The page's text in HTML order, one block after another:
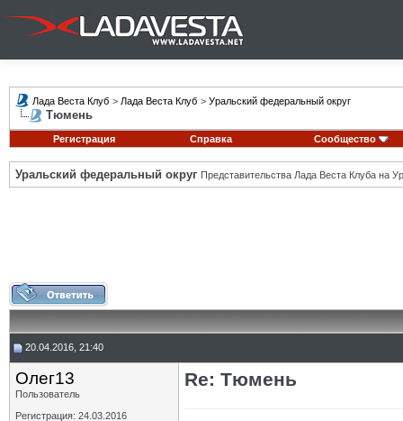
Лада Веста Клуб > Лада Веста Клуб > Уральский федеральный округ
Тюмень
Регистрация Справка Сообщество
Уральский федеральный округ Представительства Лада Веста Клуба на
20.04.2016, 21:40
Олег13
Пользователь
Регистрация: 24.03.2016
Re: Тюмень